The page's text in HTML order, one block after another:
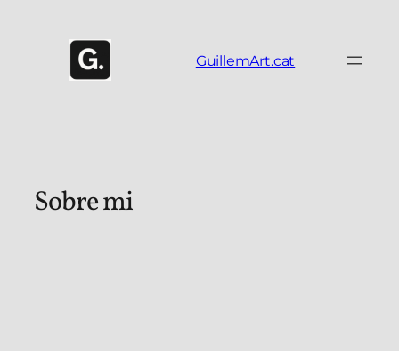
GuillemArt.cat
Sobre mi